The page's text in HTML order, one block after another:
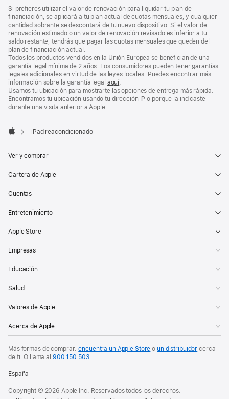
Si prefieres utilizar el valor de renovación para liquidar tu plan de
financiación, se aplicará a tu plan actual de cuotas mensuales, y cualquier
cantidad sobrante se descontará de tu nuevo dispositivo. Si el valor de
renovación estimado o un valor de renovación revisado es inferior a tu
saldo restante, tendrás que pagar las cuotas mensuales que queden del
plan de financiación actual.
Todos los productos vendidos en la Unión Europea se benefician de una
garantía legal mínima de 2 años. Los consumidores pueden tener garantías
legales adicionales en virtud de las leyes locales. Puedes encontrar más
información sobre la garantía legal aquí.
Usamos tu ubicación para mostrarte las opciones de entrega más rápida.
Encontramos tu ubicación usando tu dirección IP o porque la indicaste
durante una visita anterior a Apple.
iPad reacondicionado
Ver y comprar
Cartera de Apple
Cuentas
Entretenimiento
Apple Store
Empresas
Educación
Salud
Valores de Apple
Acerca de Apple
Más formas de comprar:encuentra un Apple Store oun distribuidor cerca
de ti. O
llama al 900 150 503.
España
Copyright © 2026 Apple Inc. Reservados todos los derechos.